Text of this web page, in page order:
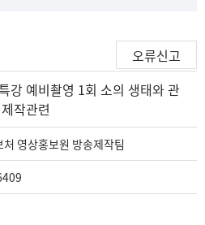
오류신고
강 예비촬영 1회 소의 생태와 관
작관련
처 영상홍보원 방송제작팀